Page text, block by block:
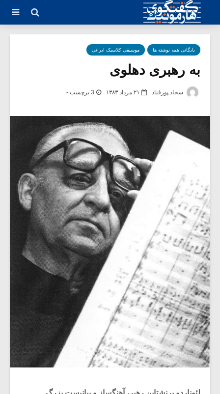
بایگانی همه نوشته ها موسیقی کلاسیک ایرانی
به رهبری دهلوی
سجاد پورقناد ۲۱ مرداد ۱۳۸۳ 3 برچسب -